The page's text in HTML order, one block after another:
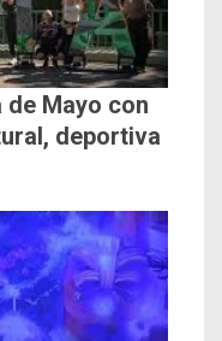
de Mayo con
deportiva